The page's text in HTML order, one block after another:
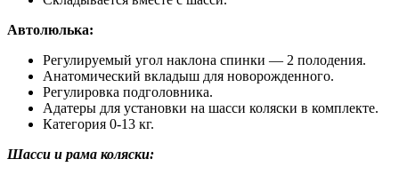
Автолюлька:
Регулируемый угол наклона спинки — 2 полодения.
Анатомический вкладыш для новорожденного.
Регулировка подголовника.
Адатеры для установки на шасси коляски в комплекте.
Категория 0-13 кг.
Шасси и рама коляски: